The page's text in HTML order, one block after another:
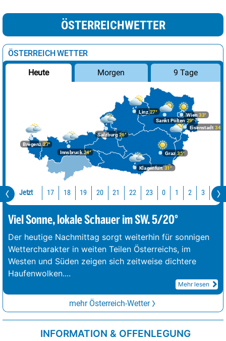
ÖSTERREICHWETTER
ÖSTERREICH WETTER
Heute Morgen 9 Tage
Bregenz27°
Graz35°
Innsbruck24°
Klagenfurt 31°
Linz27°
Salzburg26°
Wien 33°
Eisenstadt 34°
Sankt Pölten 29°
Jetzt 17 18 19 20 21 22 23 0 1 2 3 4
Viel Sonne, lokale Schauer im SW. 5/20°
Der heutige Nachmittag sorgt weiterhin für sonnigen
Wettercharakter in weiten Teilen Österreichs, im
Westen und Süden zeigen sich zeitweise dichtere
Haufenwolken....
Mehr lesen
mehr Österreich-Wetter
INFORMATION & OFFENLEGUNG